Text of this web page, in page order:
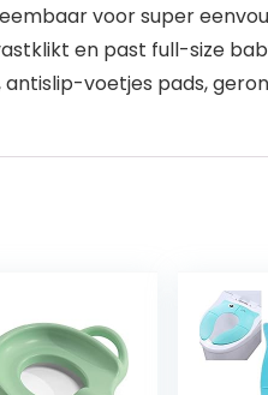
voor super
en past full-size
voetjes pads,